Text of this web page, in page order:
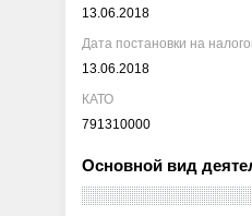
13.06.2018
Дата постановки на
13.06.2018
КАТО
791310000
Основной вид